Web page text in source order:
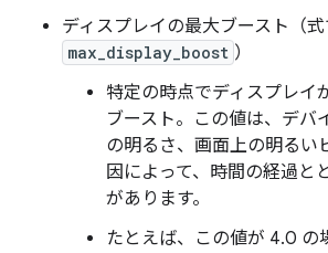
ディスプレイの最大ブースト（
max_display_boost ）
特定の時点でディスプレイ
ブースト。この値は、デバ
の明るさ、画面上の明るい
因によって、時間の経過と
があります。
たとえば、この値が 4.0 の